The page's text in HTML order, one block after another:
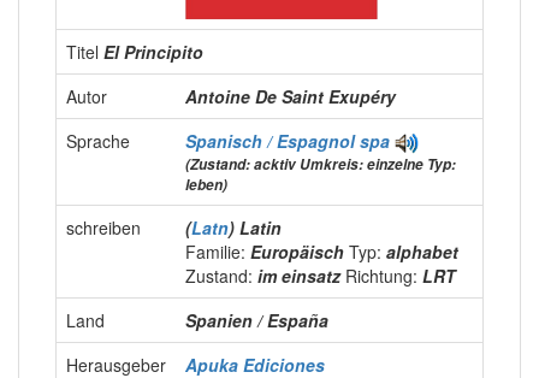
Titel El Principito
Autor
Antoine De Saint Exupéry
Sprache
Spanisch / Espagnolspa
(Zustand: acktiv Umkreis: einzelne Typ:
leben)
schreiben (Latn) Latin
Familie: Europäisch Typ: alphabet
Zustand: im einsatz Richtung: LRT
Land
Spanien / España
Herausgeber
Apuka Ediciones